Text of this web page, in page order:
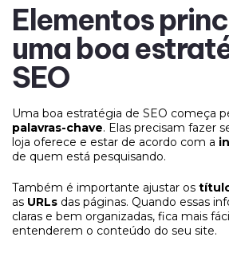
Elementos
uma boa
SEO
Uma boa estratégia de SEO começa
palavras-chave. Elas precisam fazer
loja oferece e estar de acordo com a
de quem está pesquisando.
Também é importante ajustar os
as URLs das páginas. Quando essas
claras e bem organizadas, fica mais
entenderem o conteúdo do seu site.